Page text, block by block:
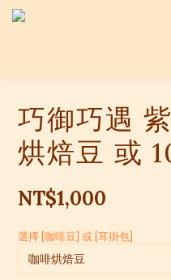
巧御巧遇
烘焙豆 或
NT$1,000
選擇 [咖啡豆] 或 [耳掛包]